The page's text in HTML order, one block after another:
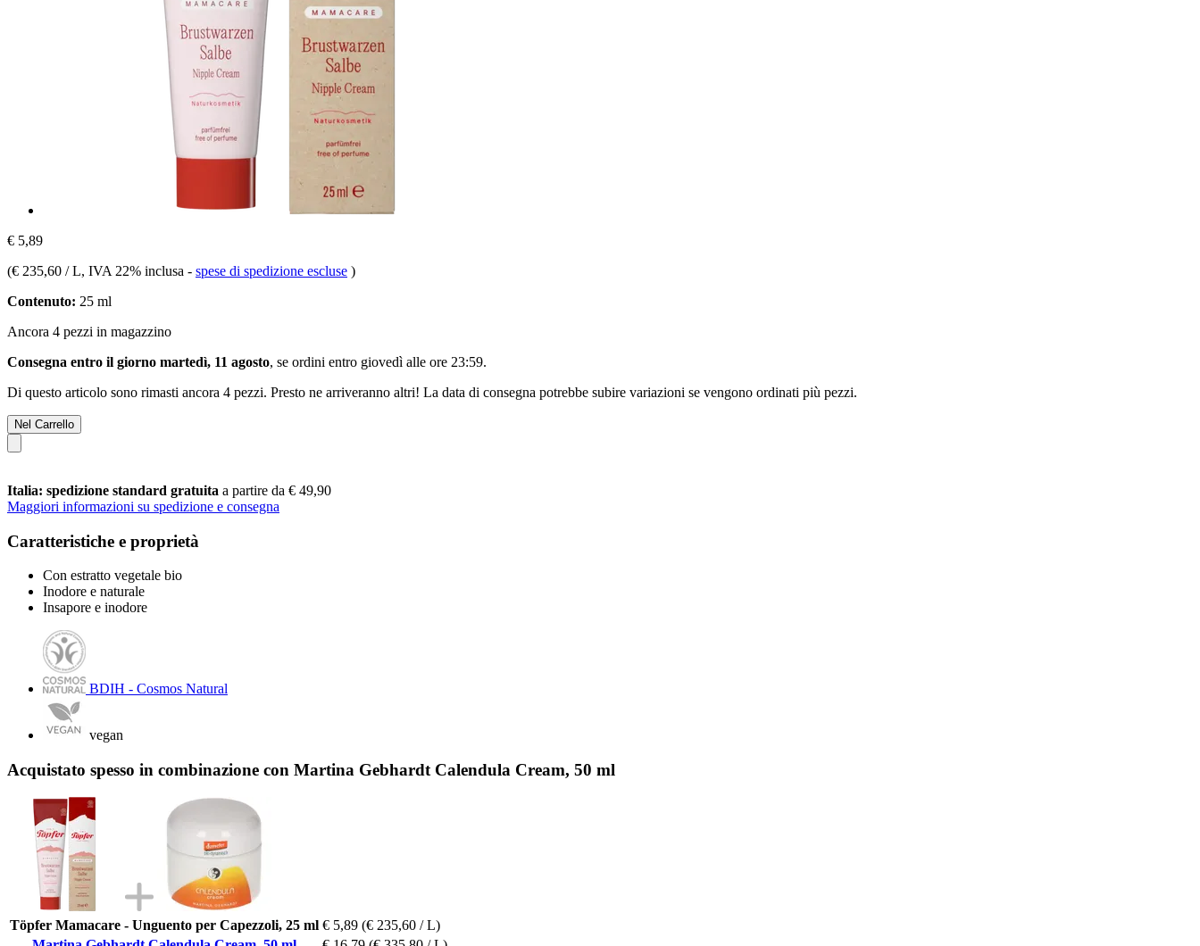
€ 5,89
(€ 235,60 / L, IVA 22% inclusa - spese di spedizione escluse )
Contenuto: 25 ml
Ancora 4 pezzi in magazzino
Consegna entro il giorno martedì, 11 agosto, se ordini entro giovedì alle ore 23:59.
Di questo articolo sono rimasti ancora 4 pezzi. Presto ne arriveranno altri! La data di consegna potrebbe subire variazioni se vengono ordinati più pezzi.
Nel Carrello
Italia: spedizione standard gratuita a partire da € 49,90
Maggiori informazioni su spedizione e consegna
Caratteristiche e proprietà
Con estratto vegetale bio
Inodore e naturale
Insapore e inodore
BDIH - Cosmos Natural
vegan
Acquistato spesso in combinazione con Martina Gebhardt Calendula Cream, 50 ml
Töpfer Mamacare - Unguento per Capezzoli, 25 ml € 5,89 (€ 235,60 / L)